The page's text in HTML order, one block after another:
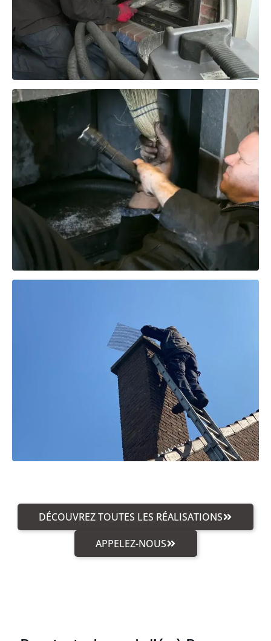
DÉCOUVREZ TOUTES LES RÉALISATIONS
APPELEZ-NOUS